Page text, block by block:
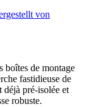
boîtes de montage
fastidieuse de
pré-isolée et
robuste.